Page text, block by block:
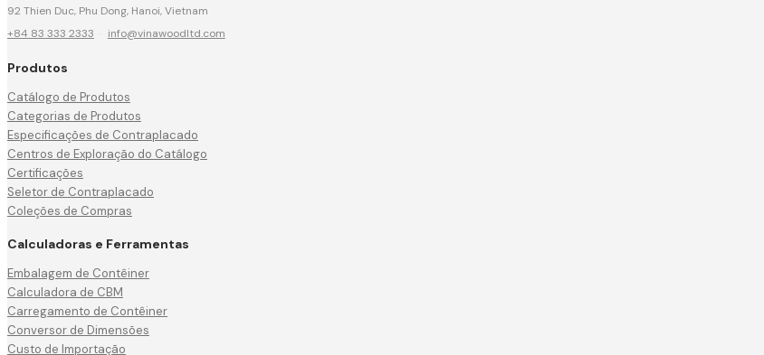
92 Thien Duc, Phu Dong, Hanoi, Vietnam
+84 83 333 2333 · info@vinawoodltd.com
Produtos
Catálogo de Produtos
Categorias de Produtos
Especificações de Contraplacado
Centros de Exploração do Catálogo
Certificações
Seletor de Contraplacado
Coleções de Compras
Calculadoras e Ferramentas
Embalagem de Contêiner
Calculadora de CBM
Carregamento de Contêiner
Conversor de Dimensões
Custo de Importação